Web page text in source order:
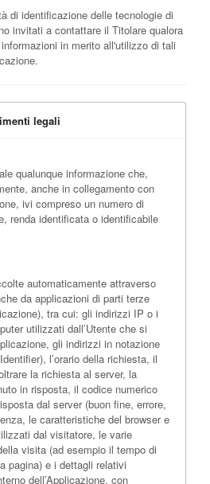
di identificazione delle tecnologie di
invitati a contattare il Titolare qualora
in merito all'utilizzo di tali
legali
qualunque informazione che,
anche in collegamento con
ivi compreso un numero di
renda identificata o identificabile
automaticamente attraverso
da applicazioni di parti terze
tra cui: gli indirizzi IP o i
utilizzati dall’Utente che si
gli indirizzi in notazione
l’orario della richiesta, il
la richiesta al server, la
in risposta, il codice numerico
dal server (buon fine, errore,
le caratteristiche del browser e
dal visitatore, le varie
visita (ad esempio il tempo di
pagina) e i dettagli relativi
dell’Applicazione, con